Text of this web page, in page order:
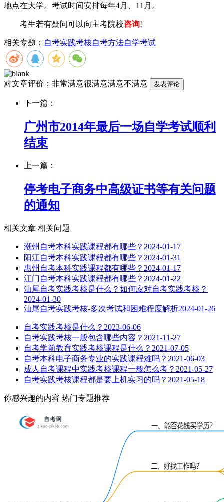
地点在大学。考试时间安排每年4月、11月。
考生若有疑问可以向主考院校咨询!
相关专题： 自考实践考核自考方法自学考试
对文章评价： 非常满意很满意满意不满意
下一篇：
广州市2014年最后一场自学考试顺利
结束
上一篇：
停考电子商务中高级证书等有关问题
的通知
相关文章 相关问题
潮州自考本科实践课程都有哪些？ 2024-01-17
阳江自考本科实践课程都有哪些？ 2024-01-31
惠州自考本科实践课程都有哪些？ 2024-01-17
江门自考本科实践课程都有哪些？ 2024-01-22
汕尾自考实践考核是什么？如何应对自考实践考核？
2024-01-30
汕尾自考实践考核-多次考试和困难程度解析2024-01-26
自考实践考核是什么？ 2023-06-06
自考实践考核一般包含哪些内容？ 2021-11-27
自考学前教育实践考核课程是什么？ 2021-07-05
自考本科电子商务专业的实践课程难吗？ 2021-06-03
成人自考课程中实践考核课程一般怎么考？ 2021-05-27
自考实践考核课程都是要上机实习的吗？ 2021-05-18
你感兴趣的内容 热门专题推荐